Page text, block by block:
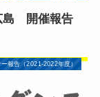
島 開催報告
ー報告（2021-2022年度）